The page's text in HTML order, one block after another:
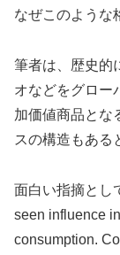
なぜこのような
筆者は、歴史的
オなどをグロー
加価値商品とな
スの構造もある
面白い指摘とし
seen influence
consumption.